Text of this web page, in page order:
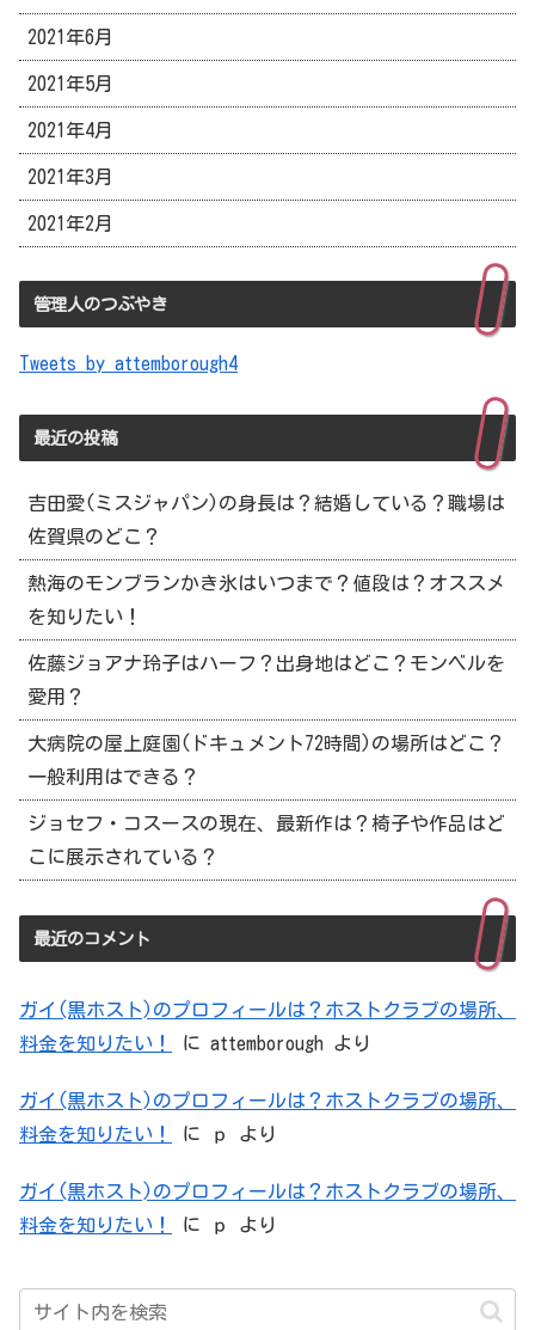
2021年6月
2021年5月
2021年4月
2021年3月
2021年2月
管理人のつぶやき
Tweets by attemborough4
最近の投稿
吉田愛(ミスジャパン)の身長は？結婚している？職場は
佐賀県のどこ？
熱海のモンブランかき氷はいつまで？値段は？オススメ
を知りたい！
佐藤ジョアナ玲子はハーフ？出身地はどこ？モンベルを
愛用？
大病院の屋上庭園(ドキュメント72時間)の場所はどこ？
一般利用はできる？
ジョセフ・コスースの現在、最新作は？椅子や作品はど
こに展示されている？
最近のコメント
ガイ(黒ホスト)のプロフィールは？ホストクラブの場所、
料金を知りたい！
に attemborough より
ガイ(黒ホスト)のプロフィールは？ホストクラブの場所、
料金を知りたい！
に ｐ より
ガイ(黒ホスト)のプロフィールは？ホストクラブの場所、
料金を知りたい！
に ｐ より